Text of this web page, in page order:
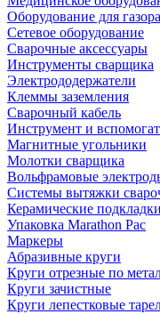
Оборудование для
Сетевое оборудование
Сварочные аксессуары
Инструменты сварщика
Электрододержатели
Клеммы заземления
Сварочный кабель
Инструмент и
Магнитные угольники
Молотки сварщика
Вольфрамовые
Системы вытяжки
Керамические подкладки
Упаковка Marathon Pac
Маркеры
Абразивные круги
Круги отрезные по
Круги зачистные
Круги лепестковые